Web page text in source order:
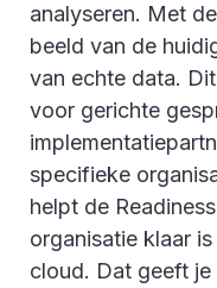
analyseren. Met
beeld van de
van echte data.
voor gerichte
specifieke
helpt de
organisatie klaar
cloud. Dat geeft